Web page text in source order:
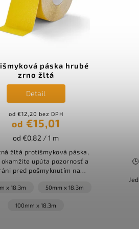
Vozík pre jednoduchú
aplikáciu podlahového
značenia - PVC pások
€169,92 bez DPH
Do košíka
🕒 Rýchle a presné značenie Zvládne
veľké plochy bez námahy. 🛠️
Jednoduché ovládanie Použitie zvládne
každý bez tréningu. 🏗️ Robustné a